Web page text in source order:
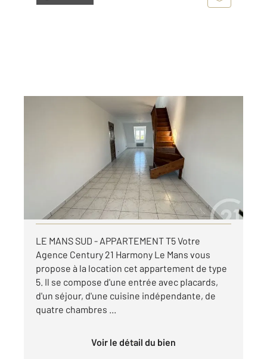
, 5 pièces
Appartement T4 à louer
751 €
par mois charges comprises
Visiter le site dédié
LE MANS SUD - APPARTEMENT T5 Votre
Agence Century 21 Harmony Le Mans vous
propose à la location cet appartement de type
5. Il se compose d'une entrée avec placards,
d'un séjour, d'une cuisine indépendante, de
quatre chambres ...
Voir le détail du bien